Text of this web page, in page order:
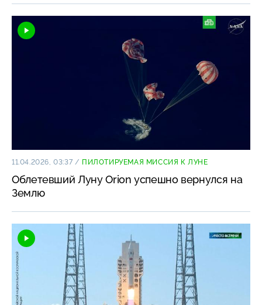
11.04.2026, 03:37/ ПИЛОТИРУЕМАЯ МИССИЯ К ЛУНЕ
Облетевший Луну Orion успешно вернулся на
Землю